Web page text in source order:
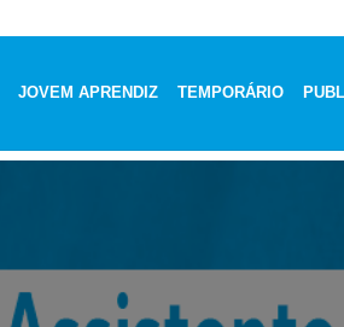
JOVEM APRENDIZ TEMPORÁRIO